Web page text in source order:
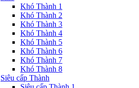
Khó Thành 1
Khó Thành 2
Khó Thành 3
Khó Thành 4
Khó Thành 5
Khó Thành 6
Khó Thành 7
Khó Thành 8
Siêu cấp Thành